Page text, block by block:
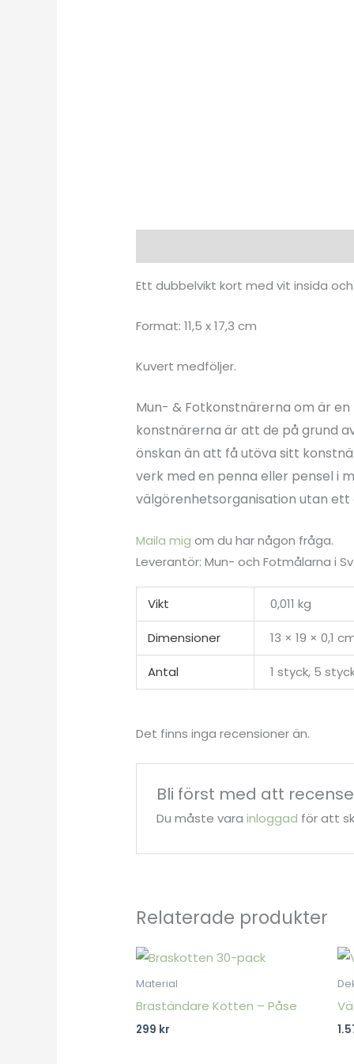
Ett dubbelvikt kort med vit insida
Format: 11,5 x 17,3 cm
Kuvert medföljer.
Mun- & Fotkonstnärerna om är
konstnärerna är att de på grund
önskan än att få utöva sitt
verk med en penna eller pensel i
välgörenhetsorganisation utan
Maila mig om du har någon fråga.
Leverantör: Mun- och Fotmålarna i
Vikt 0,011 kg
Dimensioner 13 × 19 × 0,1
Antal 1 styck, 5
Det finns inga recensioner än.
Bli först med att
Du måste varainloggad för att
Relaterade produkter
Material
Braständare Kotten – Påse
299 kr